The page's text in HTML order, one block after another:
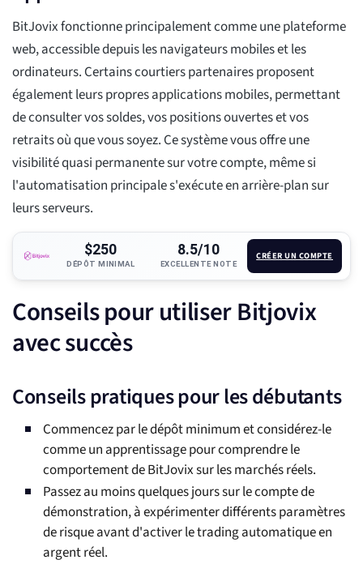
BitJovix fonctionne principalement comme une plateforme
web, accessible depuis les navigateurs mobiles et les
ordinateurs. Certains courtiers partenaires proposent
également leurs propres applications mobiles, permettant
de consulter vos soldes, vos positions ouvertes et vos
retraits où que vous soyez. Ce système vous offre une
visibilité quasi permanente sur votre compte, même si
l'automatisation principale s'exécute en arrière-plan sur
leurs serveurs.
$250
DÉPÔT MINIMAL
8.5/10
EXCELLENTE NOTE
CRÉER UN COMPTE
Conseils pour utiliser Bitjovix
avec succès
Conseils pratiques pour les débutants
Commencez par le dépôt minimum et considérez-le
comme un apprentissage pour comprendre le
comportement de BitJovix sur les marchés réels.
Passez au moins quelques jours sur le compte de
démonstration, à expérimenter différents paramètres
de risque avant d'activer le trading automatique en
argent réel.